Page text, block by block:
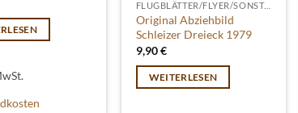
FLUGBLÄTTER/FLYER/SONSTIGES
Original Abziehbild
Schleizer Dreieck 1979
9,90€
WEITERLESEN